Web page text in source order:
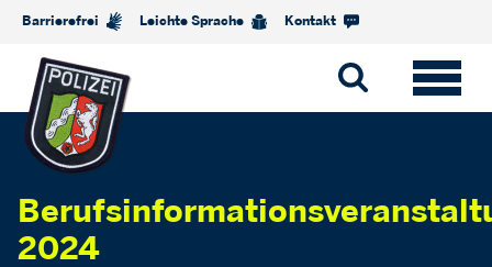
Barrierefrei Leichte Sprache Kontakt
2024